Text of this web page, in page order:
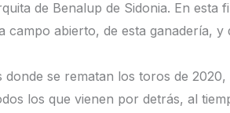
de Benalup de Sidonia. En
campo abierto, de esta ganadería,
se rematan los toros de
los que vienen por detrás, al